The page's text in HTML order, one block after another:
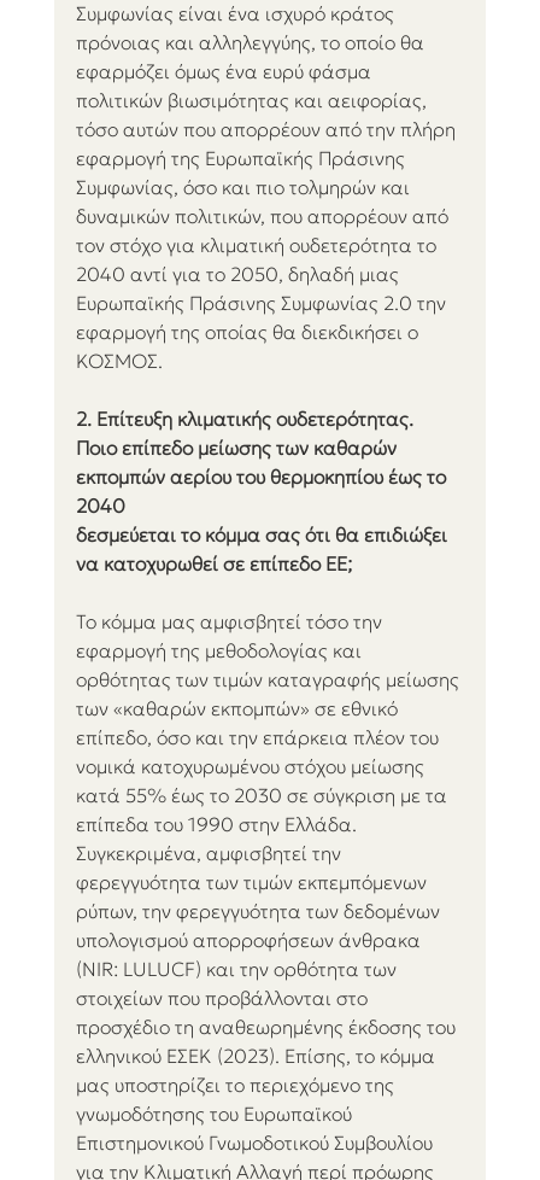
Συμφωνίας είναι ένα ισχυρό κράτος
πρόνοιας και αλληλεγγύης, το οποίο θα
εφαρμόζει όμως ένα ευρύ φάσμα
πολιτικών βιωσιμότητας και αειφορίας,
τόσο αυτών που απορρέουν από την πλήρη
εφαρμογή της Ευρωπαϊκής Πράσινης
Συμφωνίας, όσο και πιο τολμηρών και
δυναμικών πολιτικών, που απορρέουν από
τον στόχο για κλιματική ουδετερότητα το
2040 αντί για το 2050, δηλαδή μιας
Ευρωπαϊκής Πράσινης Συμφωνίας 2.0 την
εφαρμογή της οποίας θα διεκδικήσει ο
ΚΟΣΜΟΣ.
2. Επίτευξη κλιματικής ουδετερότητας.
Ποιο επίπεδο μείωσης των καθαρών
εκπομπών αερίου του θερμοκηπίου έως το
2040
δεσμεύεται το κόμμα σας ότι θα επιδιώξει
να κατοχυρωθεί σε επίπεδο ΕΕ;
Το κόμμα μας αμφισβητεί τόσο την
εφαρμογή της μεθοδολογίας και
ορθότητας των τιμών καταγραφής μείωσης
των «καθαρών εκπομπών» σε εθνικό
επίπεδο, όσο και την επάρκεια πλέον του
νομικά κατοχυρωμένου στόχου μείωσης
κατά 55% έως το 2030 σε σύγκριση με τα
επίπεδα του 1990 στην Ελλάδα.
Συγκεκριμένα, αμφισβητεί την
φερεγγυότητα των τιμών εκπεμπόμενων
ρύπων, την φερεγγυότητα των δεδομένων
υπολογισμού απορροφήσεων άνθρακα
(NIR: LULUCF) και την ορθότητα των
στοιχείων που προβάλλονται στο
προσχέδιο τη αναθεωρημένης έκδοσης του
ελληνικού ΕΣΕΚ (2023). Επίσης, το κόμμα
μας υποστηρίζει το περιεχόμενο της
γνωμοδότησης του Ευρωπαϊκού
Επιστημονικού Γνωμοδοτικού Συμβουλίου
για την Κλιματική Αλλαγή περί πρόωρης